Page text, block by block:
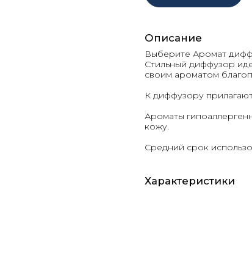
Описание
Выберите Аромат
Стильный диффузор
своим ароматом
К диффузору
Ароматы
кожу.
Средний срок
Характеристики